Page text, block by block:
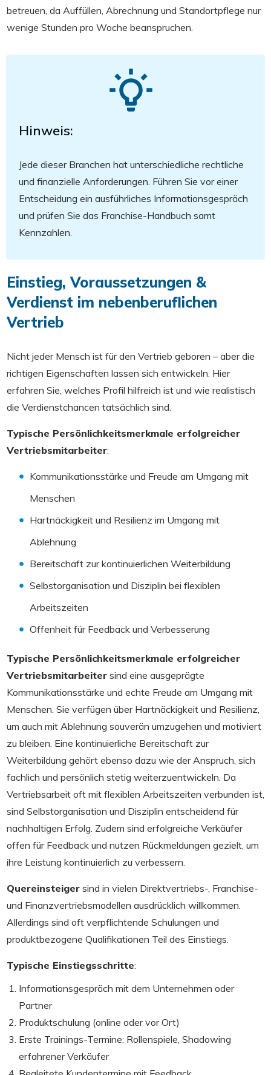
betreuen, da Auffüllen, Abrechnung und Standortpflege nur
wenige Stunden pro Woche beanspruchen.
Hinweis:
Jede dieser Branchen hat unterschiedliche rechtliche
und finanzielle Anforderungen. Führen Sie vor einer
Entscheidung ein ausführliches Informationsgespräch
und prüfen Sie das Franchise-Handbuch samt
Kennzahlen.
Einstieg, Voraussetzungen &
Verdienst im nebenberuflichen
Vertrieb
Nicht jeder Mensch ist für den Vertrieb geboren – aber die
richtigen Eigenschaften lassen sich entwickeln. Hier
erfahren Sie, welches Profil hilfreich ist und wie realistisch
die Verdienstchancen tatsächlich sind.
Typische Persönlichkeitsmerkmale erfolgreicher
Vertriebsmitarbeiter:
Kommunikationsstärke und Freude am Umgang mit
Menschen
Hartnäckigkeit und Resilienz im Umgang mit
Ablehnung
Bereitschaft zur kontinuierlichen Weiterbildung
Selbstorganisation und Disziplin bei flexiblen
Arbeitszeiten
Offenheit für Feedback und Verbesserung
Typische Persönlichkeitsmerkmale erfolgreicher
Vertriebsmitarbeiter sind eine ausgeprägte
Kommunikationsstärke und echte Freude am Umgang mit
Menschen. Sie verfügen über Hartnäckigkeit und Resilienz,
um auch mit Ablehnung souverän umzugehen und motiviert
zu bleiben. Eine kontinuierliche Bereitschaft zur
Weiterbildung gehört ebenso dazu wie der Anspruch, sich
fachlich und persönlich stetig weiterzuentwickeln. Da
Vertriebsarbeit oft mit flexiblen Arbeitszeiten verbunden ist,
sind Selbstorganisation und Disziplin entscheidend für
nachhaltigen Erfolg. Zudem sind erfolgreiche Verkäufer
offen für Feedback und nutzen Rückmeldungen gezielt, um
ihre Leistung kontinuierlich zu verbessern.
Quereinsteiger sind in vielen Direktvertriebs-, Franchise-
und Finanzvertriebsmodellen ausdrücklich willkommen.
Allerdings sind oft verpflichtende Schulungen und
produktbezogene Qualifikationen Teil des Einstiegs.
Typische Einstiegsschritte:
Informationsgespräch mit dem Unternehmen oder
Partner
Produktschulung (online oder vor Ort)
Erste Trainings-Termine: Rollenspiele, Shadowing
erfahrener Verkäufer